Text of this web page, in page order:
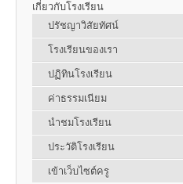
เกี่ยวกับโรงเรียน
ปรัชญาวิสัยทัศน์
โรงเรียนของเรา
ปฏิทินโรงเรียน
ค่าธรรมเนียม
นำชมโรงเรียน
ประวัติโรงเรียน
เข้าเว็บไซต์ครู